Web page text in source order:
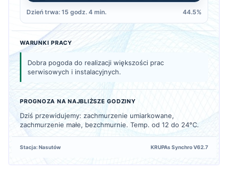
Dzień trwa: 15 godz. 4 min. 44.5%
WARUNKI PRACY
Dobra pogoda do realizacji większości prac
serwisowych i instalacyjnych.
PROGNOZA NA NAJBLIŻSZE GODZINY
Dziś przewidujemy: zachmurzenie umiarkowane,
zachmurzenie małe, bezchmurnie. Temp. od 12 do 24°C.
Stacja: Nasutów KRUPAs Synchro V62.7